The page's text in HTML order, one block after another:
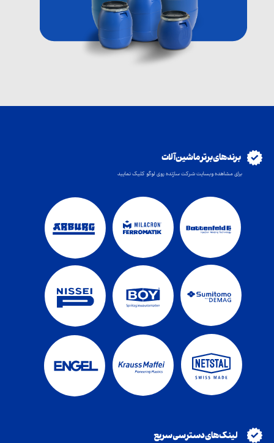
برند های برتر ماشین آلات
برای مشاهده وبسایت شرکت سازنده روی لوگو کلیک نمایید
لینک های دسترسی سریع